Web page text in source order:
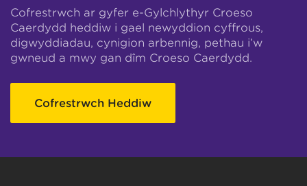
Cofrestrwch ar gyfer e-Gylchlythyr Croeso
Caerdydd heddiw i gael newyddion cyffrous,
digwyddiadau, cynigion arbennig, pethau i’w
gwneud a mwy gan dîm Croeso Caerdydd.
Cofrestrwch Heddiw